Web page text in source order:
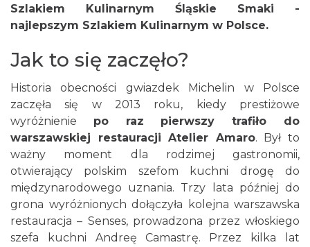
Szlakiem Kulinarnym Śląskie Smaki -
najlepszym Szlakiem Kulinarnym w Polsce.
Jak to się zaczęło?
Historia obecności gwiazdek Michelin w Polsce
zaczęła się w 2013 roku, kiedy prestiżowe
wyróżnienie po raz pierwszy trafiło do
warszawskiej restauracji Atelier Amaro. Był to
ważny moment dla rodzimej gastronomii,
otwierający polskim szefom kuchni drogę do
międzynarodowego uznania. Trzy lata później do
grona wyróżnionych dołączyła kolejna warszawska
restauracja – Senses, prowadzona przez włoskiego
szefa kuchni Andreę Camastrę. Przez kilka lat